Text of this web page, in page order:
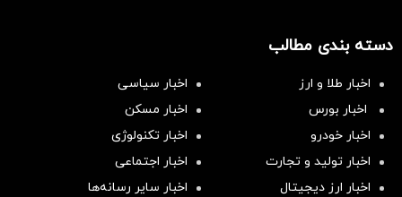
دسته بندی مطالب
اخبار طلا و ارز
اخبار سیاسی
اخبار بورس
اخبار مسکن
اخبار خودرو
اخبار تکنولوژی
اخبار تولید و تجارت
اخبار اجتماعی
اخبار ارز دیجیتال
اخبار سایر رسانه‌‌ها